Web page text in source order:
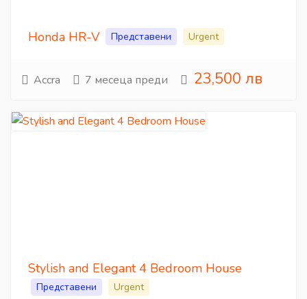
Honda HR-V Представени Urgent
Accra 7 месеца преди 23,500 лв
Stylish and Elegant 4 Bedroom House
Представени Urgent